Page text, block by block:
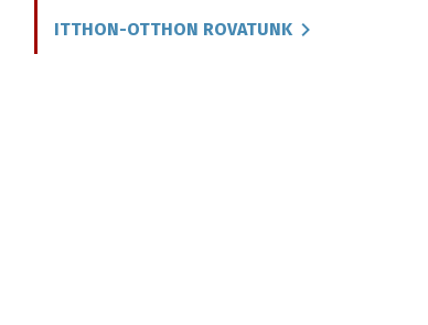
ITTHON-OTTHON ROVATUNK